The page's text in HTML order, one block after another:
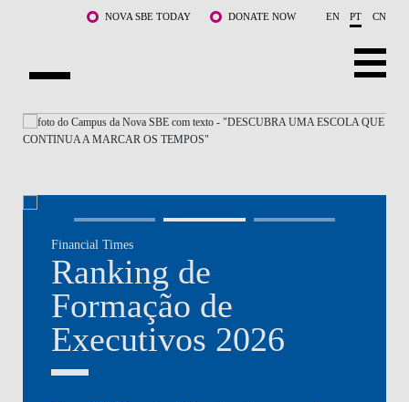
Saltar para o conteúdo principalNOVA SBE TODAY DONATE NOW EN PT CN
SOBRE NÓS
DOCENTES E INVESTIGAÇÃO
COMUNIDADE
LIFE AT NOVA SBE
WHAT'S HAPPENING
Financial Times
Ranking de
Formação de
Executivos 2026